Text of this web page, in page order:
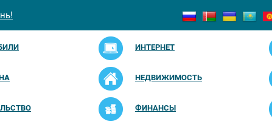
ИНТЕРНЕТ
НЕДВИЖИМОСТЬ
ФИНАНСЫ